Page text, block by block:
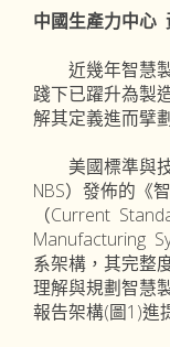
中國生產力中心
近幾年智慧製
踐下已躍升為製
解其定義進而擘
美國標準與技
NBS）發佈的《
（Current
Manufacturing
系架構，其完整
理解與規劃智慧
報告架構(圖1)進